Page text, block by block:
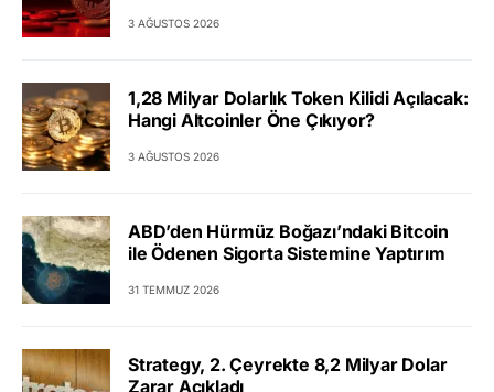
3 AĞUSTOS 2026
1,28 Milyar Dolarlık Token Kilidi Açılacak:
Hangi Altcoinler Öne Çıkıyor?
3 AĞUSTOS 2026
ABD’den Hürmüz Boğazı’ndaki Bitcoin
ile Ödenen Sigorta Sistemine Yaptırım
31 TEMMUZ 2026
Strategy, 2. Çeyrekte 8,2 Milyar Dolar
Zarar Açıkladı